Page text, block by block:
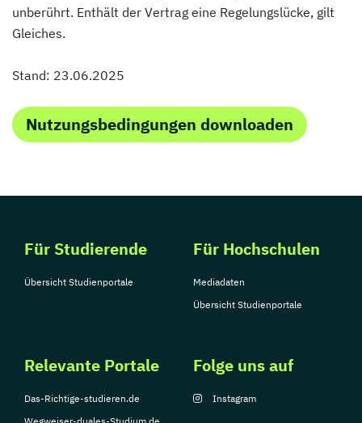
unberührt. Enthält der Vertrag eine Regelungslücke, gilt
Gleiches.
Stand: 23.06.2025
Nutzungsbedingungen downloaden
Für Studierende
Übersicht Studienportale
Für Hochschulen
Mediadaten
Übersicht Studienportale
Relevante Portale
Das-Richtige-studieren.de
Folge uns auf
Instagram